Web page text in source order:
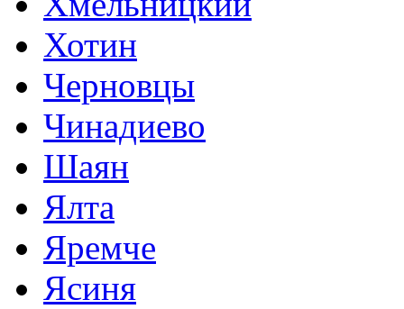
Хотин
Черновцы
Чинадиево
Шаян
Ялта
Яремче
Ясиня